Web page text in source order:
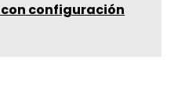
configuración